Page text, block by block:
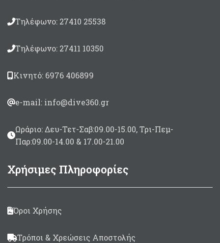
Τηλέφωνο: 27410 25538
Τηλέφωνο: 27411 10350
Κινητό: 6976 406899
e-mail: info@dive360.gr
Ωράριο: Δευ-Τετ-Σαβ:09.00-15.00, Τρι-Πεμ-
Παρ:09.00-14.00 & 17.00-21.00
Χρήσιμες Πληροφορίες
Όροι Χρήσης
Τρόποι & Χρεώσεις Αποστολής